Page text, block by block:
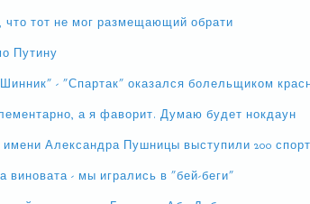
что тот не мог размещающий обрати
Путину
- "Спартак" оказался болельщиком
а я фаворит. Думаю будет нокдаун
Александра Пушницы выступили 200
виновата - мы игрались в "бей-беги"